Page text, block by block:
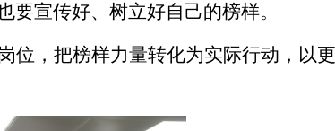
宣传好、树立好自己的榜样。
位，把榜样力量转化为实际行动，以